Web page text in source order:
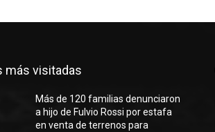
más visitadas
Más de 120 familias denunciaron
a hijo de Fulvio Rossi por estafa
en venta de terrenos para